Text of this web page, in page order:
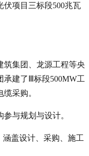
伏项目三标段500兆瓦
筑集团、龙源工程等央
承建了Ⅲ标段500MW工
采购。
参与规划与设计。
涵盖设计、采购、施工